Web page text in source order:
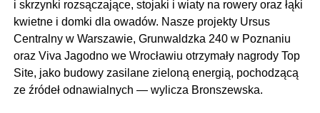
i skrzynki rozsączające, stojaki i wiaty na rowery oraz łąki
kwietne i domki dla owadów. Nasze projekty Ursus
Centralny w Warszawie, Grunwaldzka 240 w Poznaniu
oraz Viva Jagodno we Wrocławiu otrzymały nagrody Top
Site, jako budowy zasilane zieloną energią, pochodzącą
ze źródeł odnawialnych — wylicza Bronszewska.